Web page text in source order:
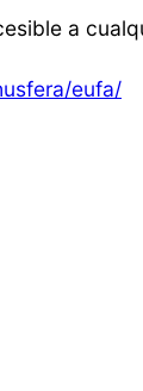
a
eufa/